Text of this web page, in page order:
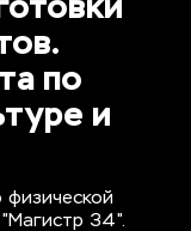
по
и
34".